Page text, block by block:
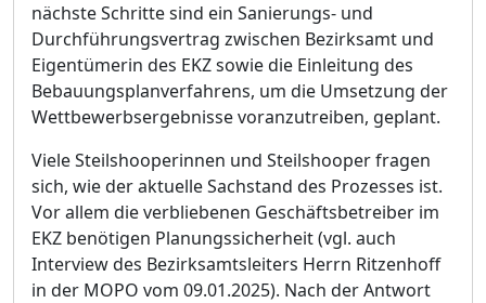
nächste Schritte sind ein Sanierungs- und
Durchführungsvertrag zwischen Bezirksamt und
Eigentümerin des EKZ sowie die Einleitung des
Bebauungsplanverfahrens, um die Umsetzung der
Wettbewerbsergebnisse voranzutreiben, geplant.
Viele Steilshooperinnen und Steilshooper fragen
sich, wieder aktuelle Sachstand des Prozesses ist.
Vor allem die verbliebenen Geschäftsbetreiber im
EKZ benötigen Planungssicherheit (vgl. auch
Interview des Bezirksamtsleiters Herrn Ritzenhoff
in der MOPO vom 09.01.2025). Nach der Antwort